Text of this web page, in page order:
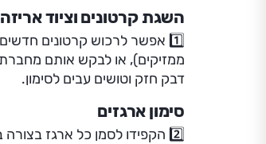
השגת קרטונים וציוד אריזה
1️⃣ אפשר לרכוש קרטונים
ממזיקים), או לבקש אותם מחברת
דבק חזק וטושים עבים לסימון.
סימון ארגזים
2️⃣ הקפידו לסמן כל ארגז